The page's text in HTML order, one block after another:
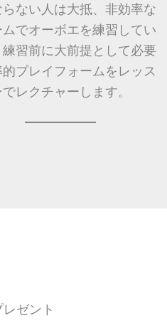
ない人は大抵、非効率な
ムでオーボエを練習してい
練習前に大前提として必要
プレイフォームをレッス
でレクチャーします。
ゼント